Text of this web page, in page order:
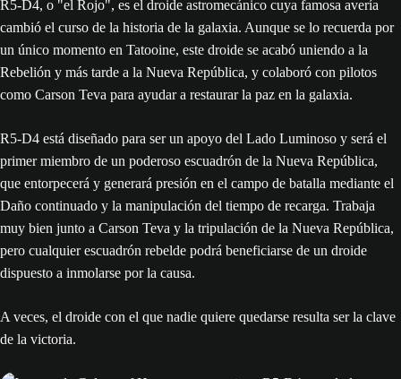
R5-D4, o "el Rojo", es el droide astromecánico cuya famosa avería
cambió el curso de la historia de la galaxia. Aunque se lo recuerda por
un único momento en Tatooine, este droide se acabó uniendo a la
Rebelión y más tarde a la Nueva República, y colaboró con pilotos
como Carson Teva para ayudar a restaurar la paz en la galaxia.
R5-D4 está diseñado para ser un apoyo del Lado Luminoso y será el
primer miembro de un poderoso escuadrón de la Nueva República,
que entorpecerá y generará presión en el campo de batalla mediante el
Daño continuado y la manipulación del tiempo de recarga. Trabaja
muy bien junto a Carson Teva y la tripulación de la Nueva República,
pero cualquier escuadrón rebelde podrá beneficiarse de un droide
dispuesto a inmolarse por la causa.
A veces, el droide con el que nadie quiere quedarse resulta ser la clave
de la victoria.